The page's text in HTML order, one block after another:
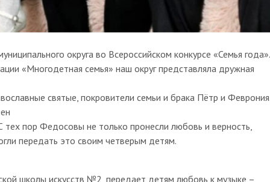
округа во Всероссийском конкурсе «Семья года».
«Многодетная семья» наш округ представляла дружная
святые, покровители семьи и брака Пётр и Феврония.
пор Федосовы не только пронесли любовь и верность,
передать это своим четверым детям.
школы искусств №2, передает детям любовь к музыке –